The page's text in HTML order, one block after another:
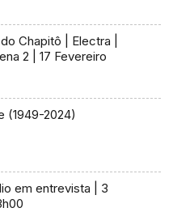
Chapitô | Electra |
2 | 17 Fevereiro
(1949-2024)
em entrevista | 3